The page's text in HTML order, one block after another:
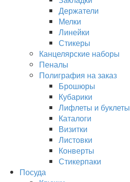
Держатели
Мелки
Линейки
Стикеры
Канцелярские наборы
Пеналы
Полиграфия на заказ
Брошюры
Кубарики
Лифлеты и буклеты
Каталоги
Визитки
Листовки
Конверты
Стикерпаки
Посуда